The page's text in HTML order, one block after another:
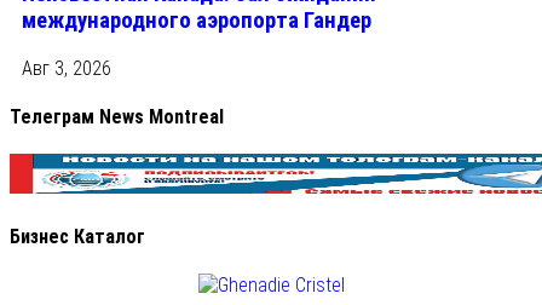
международного аэропорта Гандер
Авг 3, 2026
Телеграм News Montreal
Бизнес Каталог